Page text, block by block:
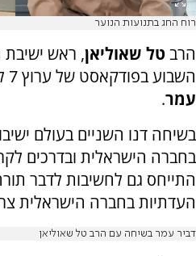
רוח החג בתנועות הנוער
הרב טל שאוליאן, ראש
השבוע בפודקאסט של ערוץ 7 לשיחה עם העיתונאי
עמר.
בשיחה דנו השניים בעולם
בחברה הישראלית ובדרכים
התייחס גם לחשיבות לדבר
העדתיות בחברה הישראלית
דביר עמר בשיחה עם הרב טל שאוליאן